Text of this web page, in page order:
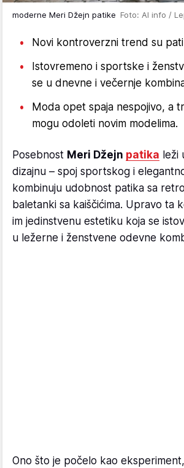
moderne Meri Džejn patike Foto: AI info /
Novi kontroverzni trend su
Istovremeno i sportske i
se u dnevne i večernje
Moda opet spaja nespojivo, a
mogu odoleti novim modelima.
Posebnost Meri Džejn patika leži
dizajnu – spoj sportskog i
kombinuju udobnost patika sa
baletanki sa kaiščićima. Upravo ta
im jedinstvenu estetiku koja se
u ležerne i ženstvene odevne
Ono što je počelo kao